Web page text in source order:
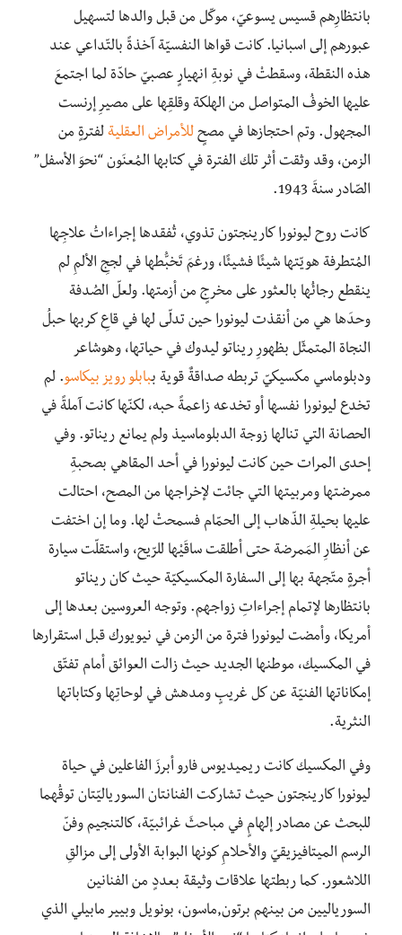
بانتظارِهم قسيس يسوعيّ، موكّل من قبل والدها لتسهيل
عبورهم إلى اسبانيا. كانت قواها النفسيّة آخذةً بالتّداعي عند
هذه النقطة، وسقطتْ في نوبةِ انهيارٍ عصبيّ حادّة لما اجتمعَ
عليها الخوفُ المتواصل من الهلكة وقلقِها على مصيرِ إرنست
المجهول. وتم احتجازها في مصحٍ للأمراض العقلية لفترةٍ من
الزمن، وقد وثقت أثر تلك الفترة في كتابها المُعنَون “نحوَ الأسفل”
الصّادر سنةَ 1943.
كانت روح ليونورا كارينجتون تذوي، تُفقدها إجراءاتُ علاجِها
المُتطرفة هويّتها شيئًا فشيئًا، ورغمَ تَخبُّطها في لججِ الألمِ لم
ينقطع رجائُها بالعثور على مخرجٍ من أزمتها. ولعلّ الصُدفة
وحدَها هي من أنقذت ليونورا حين تدلّى لها في قاعِ كربها حبلُ
النجاة المتمثّل بظهورِ ريناتو ليدوك في حياتها، وهوشاعر
ودبلوماسي مكسيكيّ تربطه صداقةٌ قوية ببابلو رويز بيكاسو. لم
تخدع ليونورا نفسها أو تخدعه زاعمةً حبه، لكنّها كانت آملةً في
الحصانة التي تنالها زوجة الدبلوماسيذ ولم يمانع ريناتو. وفي
إحدى المرات حين كانت ليونورا في أحد المقاهي بصحبةِ
ممرضتها ومربيتها التي جائت لإخراجها من المصح، احتالت
عليها بحيلةِ الذّهاب إلى الحمّام فسمحتْ لها. وما إن اختفت
عن أنظارِ المَمرضة حتى أطلقت ساقَيْها للرّيح، واستقلّت سيارة
أجرةٍ متّجهة بها إلى السفارة المكسيكيّة حيث كان ريناتو
بانتظارها لإتمام إجراءاتِ زواجهم. وتوجه العروسين بعدها إلى
أمريكا، وأمضت ليونورا فترة من الزمن في نيويورك قبل استقرارها
في المكسيك، موطنها الجديد حيث زالت العوائق أمام تفتّق
إمكاناتها الفنيّة عن كل غريبٍ ومدهش في لوحاتِها وكتاباتها
النثرية.
وفي المكسيك كانت ريميديوس فارو أبرزَ الفاعلين في حياة
ليونورا كارينجتون حيث تشاركت الفنانتان السورياليّتان توقُهما
للبحث عن مصادر إلهامٍ في مباحثَ غرائبيّة، كالتنجيم وفنّ
الرسم الميتافيزيقيّ والأحلامِ كونها البوابة الأولى إلى مزالقِ
اللاشعور. كما ربطتها علاقات وثيقة بعددٍ من الفنانين
السورياليين من بينهم برتون,ماسون، بونويل وبيير مابيلي الذي